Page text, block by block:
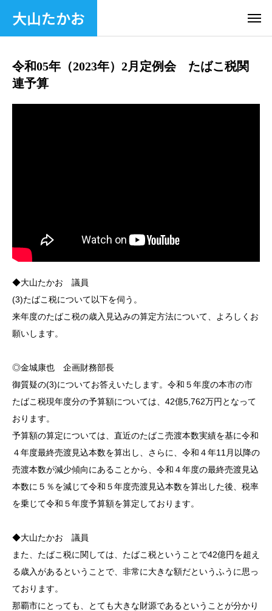
大山たかお
令和05年（2023年）2月定例会 たばこ税関
連予算
◆大山たかお 議員
(3)たばこ税について以下を伺う。
来年度のたばこ税の歳入見込みの算定方法について、よろしくお
願いします。
◎金城康也 企画財務部長
御質疑の(3)についてお答えいたします。令和５年度の本市の市
たばこ税現年度分の予算額については、42億5,762万円となって
おります。
予算額の算定については、直近のたばこ売渡本数実績を基に令和
４年度最終売渡見込本数を算出し、さらに、令和４年11月以降の
売渡本数が減少傾向にあることから、令和４年度の最終売渡見込
本数に５％を減じて令和５年度売渡見込本数を算出した後、税率
を乗じて令和５年度予算額を算定しております。
◆大山たかお 議員
また、たばこ税に関しては、たばこ税ということで42億円を超え
る歳入があるということで、非常に大きな額だというふうに思っ
ております。
那覇市にとっても、とても大きな財源であるということが分かり